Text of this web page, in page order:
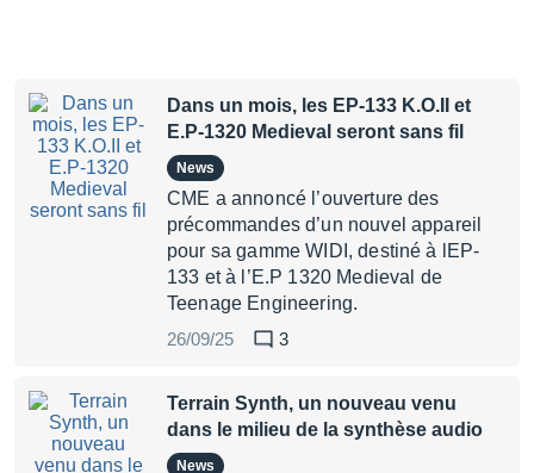
Dans un mois, les EP-133 K.O.II et
E.P-1320 Medieval seront sans fil
News
CME a annoncé l’ouverture des
précommandes d’un nouvel appareil
pour sa gamme WIDI, destiné à lEP-
133 et à l’E.P 1320 Medieval de
Teenage Engineering.
26/09/25
3
Terrain Synth, un nouveau venu
dans le milieu de la synthèse audio
News